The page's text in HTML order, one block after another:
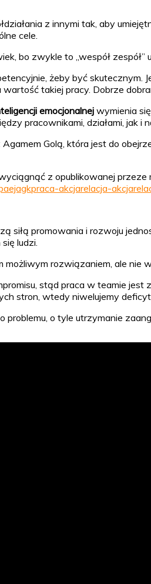
z innymi tak, aby
cele.
bo zwykle to „wespół
żeby być
takiej pracy. Dobrze
emocjonalnej wymienia
pracownikami, działami, jak
Golą, która jest do
z opublikowanej przeze
akcjarelacja-
siłą promowania i rozwoju
ludzi.
możliwym rozwiązaniem, ale
stąd praca w teamie
stron, wtedy niwelujemy
problemu, o tyle utrzymanie